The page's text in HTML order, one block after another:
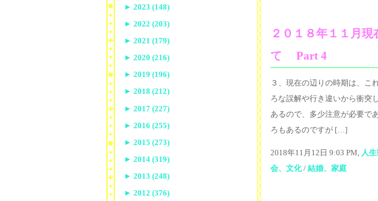
２０１８年１１月
て Part 4
３、現在の辺りの時期は、こ
ろな誤解や行き違いから衝突
あるので、多少注意が必要
ろもあるのですが […]
2018年11月12日 9:03 PM, 人
会、文化/ 結婚、家庭
► 2023 (148)
► 2022 (203)
► 2021 (179)
► 2020 (216)
► 2019 (196)
► 2018 (212)
► 2017 (227)
► 2016 (255)
► 2015 (273)
► 2014 (319)
► 2013 (248)
► 2012 (376)